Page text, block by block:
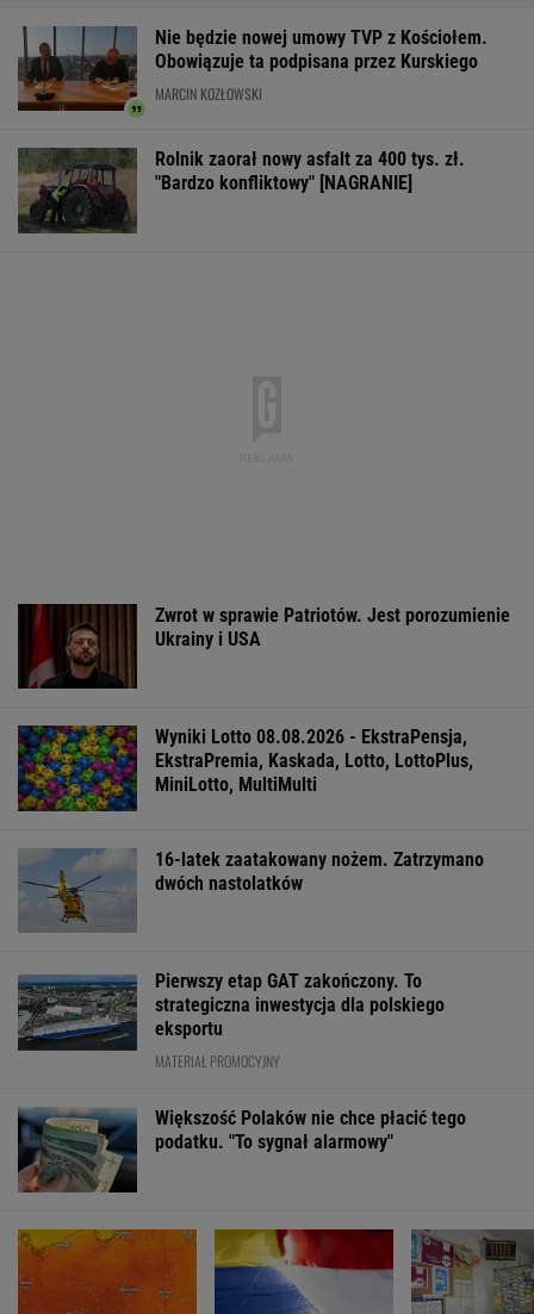
Nie będzie nowej umowy TVP z Kościołem.
Obowiązuje ta podpisana przez Kurskiego
MARCIN KOZŁOWSKI
Rolnik zaorał nowy asfalt za 400 tys. zł.
"Bardzo konfliktowy" [NAGRANIE]
Zwrot w sprawie Patriotów. Jest porozumienie
Ukrainy i USA
Wyniki Lotto 08.08.2026 - EkstraPensja,
EkstraPremia, Kaskada, Lotto, LottoPlus,
MiniLotto, MultiMulti
16-latek zaatakowany nożem. Zatrzymano
dwóch nastolatków
Pierwszy etap GAT zakończony. To
strategiczna inwestycja dla polskiego
eksportu
MATERIAŁ PROMOCYJNY
Większość Polaków nie chce płacić tego
podatku. "To sygnał alarmowy"